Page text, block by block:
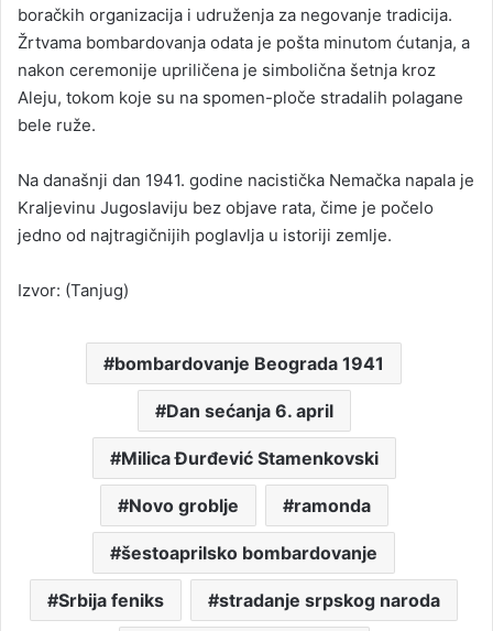
boračkih organizacija i udruženja za negovanje tradicija.
Žrtvama bombardovanja odata je pošta minutom ćutanja, a
nakon ceremonije upriličena je simbolična šetnja kroz
Aleju, tokom koje su na spomen-ploče stradalih polagane
bele ruže.
Na današnji dan 1941. godine nacistička Nemačka napala je
Kraljevinu Jugoslaviju bez objave rata, čime je počelo
jedno od najtragičnijih poglavlja u istoriji zemlje.
Izvor: (Tanjug)
bombardovanje Beograda 1941
Dan sećanja 6. april
Milica Đurđević Stamenkovski
Novo groblje ramonda
šestoaprilsko bombardovanje
Srbija feniks stradanje srpskog naroda